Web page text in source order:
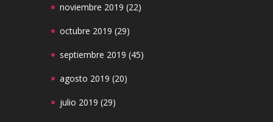
noviembre 2019 (22)
octubre 2019 (29)
septiembre 2019 (45)
agosto 2019 (20)
julio 2019 (29)